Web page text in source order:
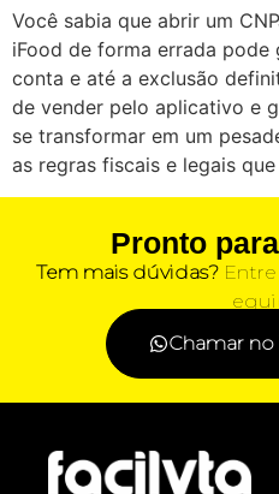
Você sabia que abrir um
iFood de forma errada
conta e até a exclusão
de vender pelo aplicativo e
se transformar em um
as regras fiscais e legais
Pronto
Tem mais dúvidas?
Chamar